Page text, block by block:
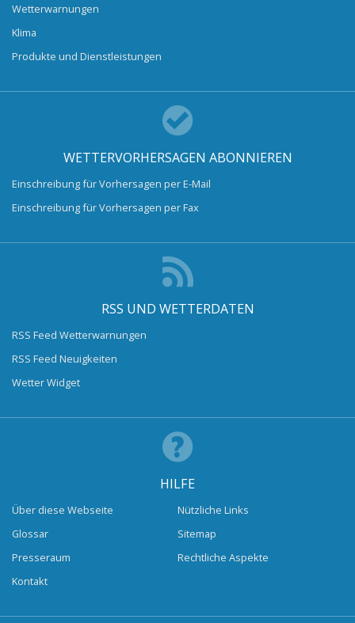
Wetterwarnungen
Klima
Produkte und Dienstleistungen
WETTERVORHERSAGEN ABONNIEREN
Einschreibung für Vorhersagen per E-Mail
Einschreibung für Vorhersagen per Fax
RSS UND WETTERDATEN
RSS Feed Wetterwarnungen
RSS Feed Neuigkeiten
Wetter Widget
HILFE
Über diese Webseite
Glossar
Presseraum
Kontakt
Nützliche Links
Sitemap
Rechtliche Aspekte